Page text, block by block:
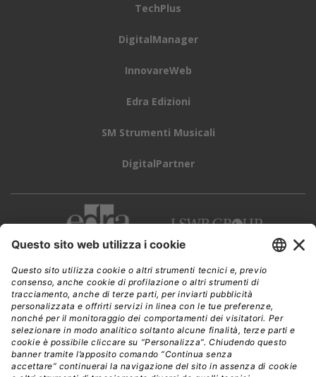
TechPlus
DigitalManager
InnovareWeb
Edra Edizioni
SM Strumenti Musicali
DigitalPartner
CWI è una testata giornalistica diEdra Edizioni s.r.l.
Direzione, amministrazione, redazione, pubblicità
Viale Enrico Forlanini 21 - 20134 Milano
Tel. +39 02 881841
C.F./P IVA 13002100157
www.edraedizioni.it|Privacy